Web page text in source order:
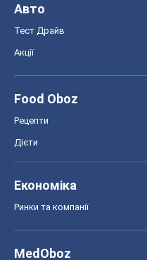
Авто
Тест Драйв
Акції
Food Oboz
Рецепти
Дієти
Економіка
Ринки та компанії
MedOboz